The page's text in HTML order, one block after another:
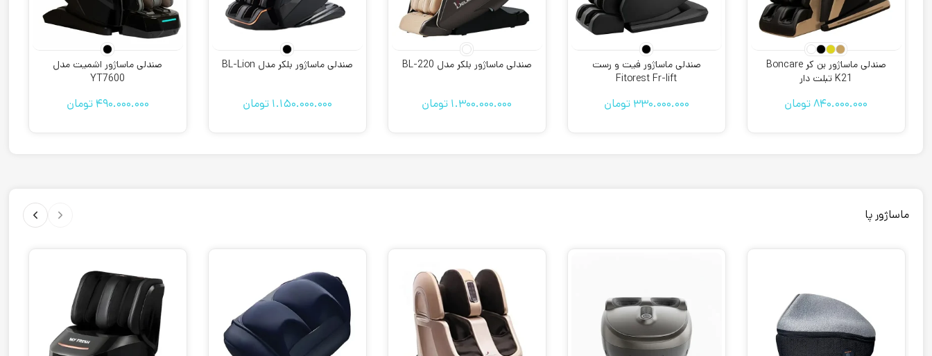
صندلی ماساژور بن کر Boncare
K21 تبلت دار
840.000.000تومان
صندلی ماساژور فیت و رست
Fitorest Fr-lift
330.000.000 تومان
صندلی ماساژور بلکر مدل BL-220
1.300.000.000 تومان
صندلی ماساژور بلکر مدل BL-Lion
1.150.000.000 تومان
صندلی ماساژور اشمیت مدل
YT7600
490.000.000 تومان
ماساژور پا